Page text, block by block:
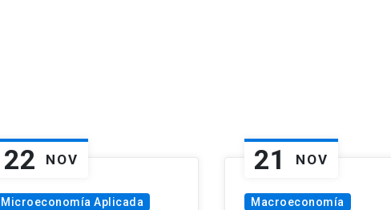
22 NOV
Microeconomía Aplicada
21 NOV
Macroeconomía